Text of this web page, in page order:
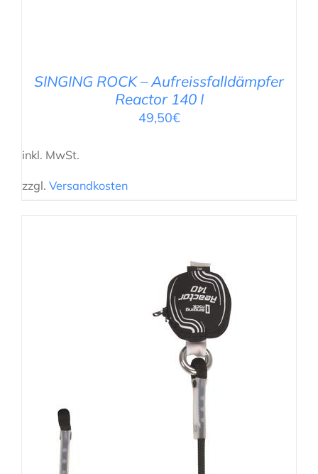
SINGING ROCK – Aufreissfalldämpfer
Reactor 140 I
49,50€
inkl. MwSt.
zzgl. Versandkosten